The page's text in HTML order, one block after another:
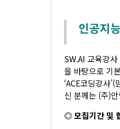
인공지
SW.AI 교육강
을 바탕으로 기
‘ACE코딩강사
신 분께는 (주)
◎ 모집기간 및